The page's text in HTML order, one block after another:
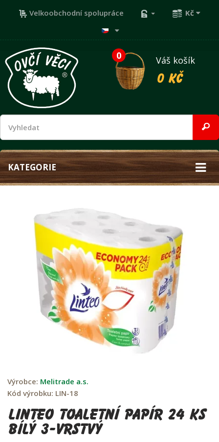
Velkoobchodní spolupráce Kč
0
Váš košík
0 Kč
KATEGORIE
Výrobce: Melitrade a.s.
Kód výrobku: LIN-18
Linteo Toaletní Papír 24 ks
Bílý 3-Vrstvý